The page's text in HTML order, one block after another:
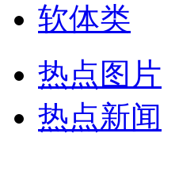
软体类
热点图片
热点新闻